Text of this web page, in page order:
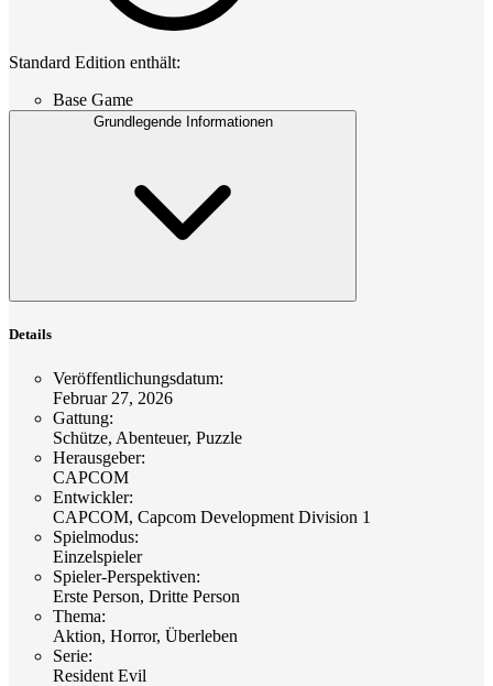
Standard Edition enthält:
Base Game
Grundlegende Informationen
Details
Veröffentlichungsdatum:
Februar 27, 2026
Gattung:
Schütze, Abenteuer, Puzzle
Herausgeber:
CAPCOM
Entwickler:
CAPCOM, Capcom Development Division 1
Spielmodus:
Einzelspieler
Spieler-Perspektiven:
Erste Person, Dritte Person
Thema:
Aktion, Horror, Überleben
Serie:
Resident Evil